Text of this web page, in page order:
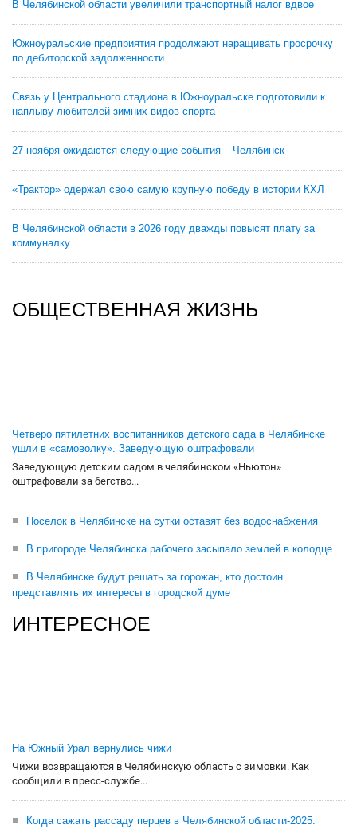
В Челябинской области увеличили транспортный налог вдвое
Южноуральские предприятия продолжают наращивать просрочку
по дебиторской задолженности
Связь у Центрального стадиона в Южноуральске подготовили к
наплыву любителей зимних видов спорта
27 ноября ожидаются следующие события – Челябинск
«Трактор» одержал свою самую крупную победу в истории КХЛ
В Челябинской области в 2026 году дважды повысят плату за
коммуналку
ОБЩЕСТВЕННАЯ ЖИЗНЬ
Четверо пятилетних воспитанников детского сада в Челябинске
ушли в «самоволку». Заведующую оштрафовали
Заведующую детским садом в челябинском «Ньютон»
оштрафовали за бегство...
Поселок в Челябинске на сутки оставят без водоснабжения
В пригороде Челябинска рабочего засыпало землей в колодце
В Челябинске будут решать за горожан, кто достоин
представлять их интересы в городской думе
ИНТЕРЕСНОЕ
На Южный Урал вернулись чижи
Чижи возвращаются в Челябинскую область с зимовки. Как
сообщили в пресс-службе...
Когда сажать рассаду перцев в Челябинской области-2025: